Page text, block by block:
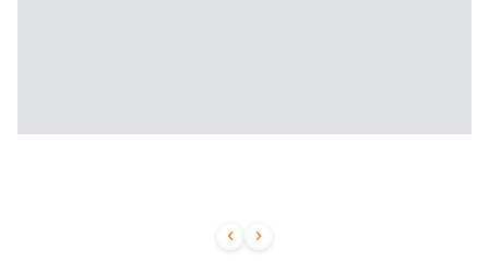
 